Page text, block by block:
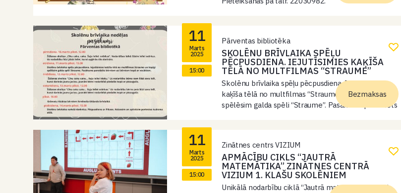
11
Marts
2025
15:00
Pārventas bibliotēka
SKOLĒNU BRĪVLAIKA SPĒĻU
PĒCPUSDIENA. IEJUTĪSIMIES KAĶĪŠA
TĒLĀ NO MULTFILMAS “STRAUME”
Skolēnu brīvlaika spēļu pēcpusdiena. Iejutīsimies
kaķīša tēlā no multfilmas “Straume” un kopīgi
spēlēsim galda spēli “Straume”. Pasākums paredzēts
Bezmaksas
11
Marts
2025
15:00
Zinātnes centrs VIZIUM
APMĀCĪBU CIKLS “JAUTRĀ
MATEMĀTIKA” ZINĀTNES CENTRĀ
VIZIUM 1. KLAŠU SKOLĒNIEM
Unikālā nodarbību ciklā “Jautrā matemātika” bērni